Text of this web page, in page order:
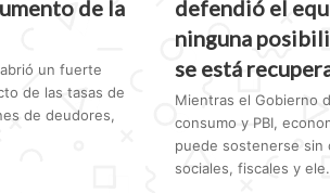
de la
un fuerte
de las tasas de
de deudores,
defendió el
ninguna
se está
Mientras el Gobierno
consumo y PBI,
puede sostenerse sin
sociales, fiscales y